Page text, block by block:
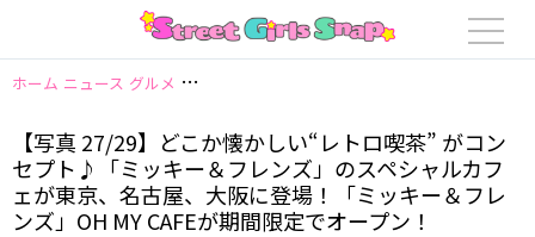
ホーム ニュース グルメ 【写真 27/29】どこか懐かしい“レトロ喫茶” が
【写真 27/29】どこか懐かしい“レトロ喫茶” がコン
セプト♪「ミッキー＆フレンズ」のスペシャルカフ
ェが東京、名古屋、大阪に登場！「ミッキー＆フレ
ンズ」OH MY CAFEが期間限定でオープン！